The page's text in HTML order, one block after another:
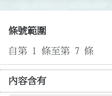
條號範圍
自第 1 條至第 7 條
內容含有